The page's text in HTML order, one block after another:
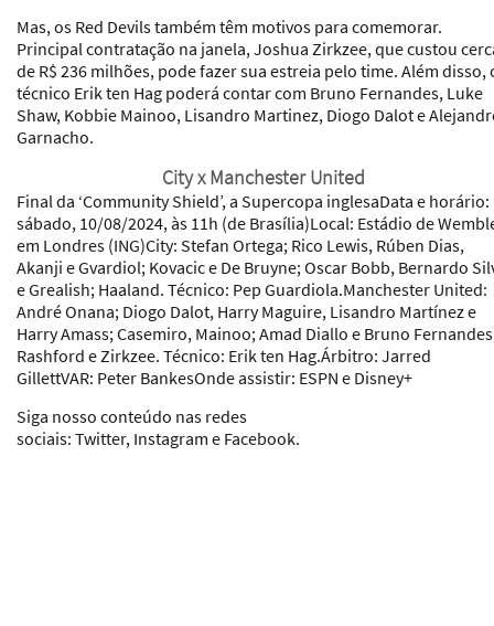
Mas, os Red Devils também têm motivos para comemorar.
Principal contratação na janela, Joshua Zirkzee, que custou
de R$ 236 milhões, pode fazer sua estreia pelo time. Além disso,
técnico Erik ten Hag poderá contar com Bruno Fernandes, Luke
Shaw, Kobbie Mainoo, Lisandro Martinez, Diogo Dalot e
Garnacho.
City x Manchester United
Final da ‘Community Shield’, a Supercopa inglesaData e horário:
sábado, 10/08/2024, às 11h (de Brasília)Local: Estádio de
em Londres (ING)City: Stefan Ortega; Rico Lewis, Rúben Dias,
Akanji e Gvardiol; Kovacic e De Bruyne; Oscar Bobb, Bernardo
e Grealish; Haaland. Técnico: Pep Guardiola.Manchester United:
André Onana; Diogo Dalot, Harry Maguire, Lisandro Martínez e
Harry Amass; Casemiro, Mainoo; Amad Diallo e Bruno
Rashford e Zirkzee. Técnico: Erik ten Hag.Árbitro: Jarred
GillettVAR: Peter BankesOnde assistir: ESPN e Disney+
Siga nosso conteúdo nas redes
sociais: Twitter, Instagram e Facebook.